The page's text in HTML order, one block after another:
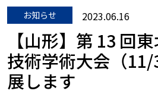
お知らせ 2023.06.16
【山形】第 13 回
技術学術大会（
展します